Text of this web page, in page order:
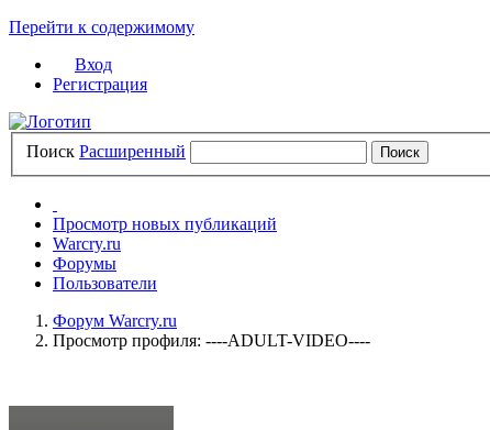
Перейти к содержимому
Вход
Регистрация
Поиск Расширенный
Просмотр новых публикаций
Warcry.ru
Форумы
Пользователи
Форум Warcry.ru
Просмотр профиля: ----ADULT-VIDEO----